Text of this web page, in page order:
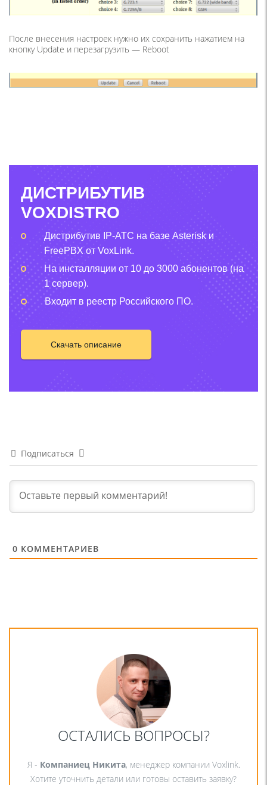
После внесения настроек нужно их сохранить нажатием на
кнопку Update и перезагрузить — Reboot
ДИСТРИБУТИВ
VOXDISTRO
Дистрибутив IP-АТС на базе Asterisk и
FreePBX от VoxLink.
На инсталляции от 10 до 3000 абонентов (на
1 сервер).
Входит в реестр Российского ПО.
Скачать описание
Подписаться
0 КОММЕНТАРИЕВ
ОСТАЛИСЬ ВОПРОСЫ?
Я - Компаниец Никита, менеджер компании Voxlink.
Хотите уточнить детали или готовы оставить заявку?